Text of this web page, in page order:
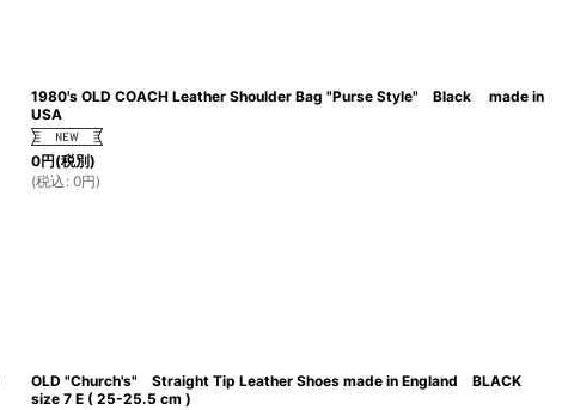
1980's OLD COACH Leather Shoulder Bag "Purse Style" Black made in
USA
0円(税別)
(税込 : 0円)
OLD "Church's" Straight Tip Leather Shoes made in England BLACK
size 7 E ( 25-25.5 cm )